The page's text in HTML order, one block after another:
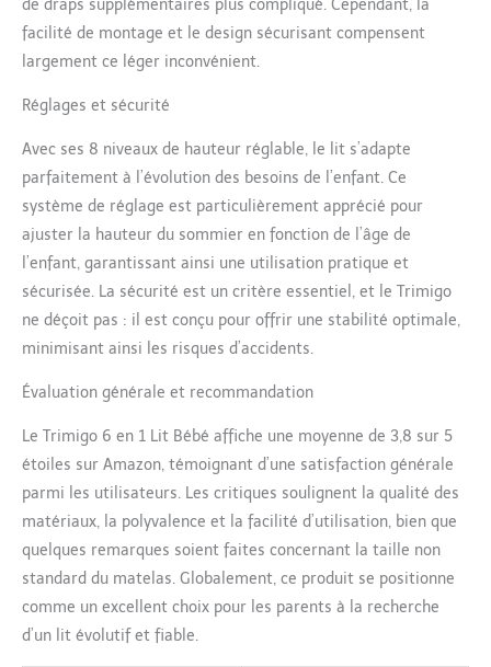
confort et de praticité
simplifie la vie des parents à
chaque étape. 【Lit enfant
conçue pour stimuler la
créativité et offrir un espace
de dessin et d'apprentissage.
Fonctionne également
comme Bureau pour enfants
- la transition entre jeu
joyeux et apprentissage
concentré ne nécessite qu'un
seul lit. C'est un paradis pour
l'enfant et le point de départ
tout】 Tous les Baby bed
respectent strictement les
normes de sécurité
européennes et britanniques
EN 716-1:2017, d'une qualité
exceptionnelle. Roulettes
verrouillables garantissant
une stabilité sans
déplacement tout en
permettant une mobilité
de draps supplémentaires plus compliqué. Cependant, la
facilité de montage et le design sécurisant compensent
largement ce léger inconvénient.
Réglages et sécurité
Avec ses 8 niveaux de hauteur réglable, le lit s’adapte
parfaitement à l’évolution des besoins de l’enfant. Ce
système de réglage est particulièrement apprécié pour
ajuster la hauteur du sommier en fonction de l’âge de
l’enfant, garantissant ainsi une utilisation pratique et
sécurisée. La sécurité est un critère essentiel, et le Trimigo
ne déçoit pas : il est conçu pour offrir une stabilité optimale,
minimisant ainsi les risques d’accidents.
Évaluation générale et recommandation
Le Trimigo 6 en 1 Lit Bébé affiche une moyenne de 3,8 sur 5
étoiles sur Amazon, témoignant d’une satisfaction générale
parmi les utilisateurs. Les critiques soulignent la qualité des
matériaux, la polyvalence et la facilité d’utilisation, bien que
quelques remarques soient faites concernant la taille non
standard du matelas. Globalement, ce produit se positionne
comme un excellent choix pour les parents à la recherche
d’un lit évolutif et fiable.